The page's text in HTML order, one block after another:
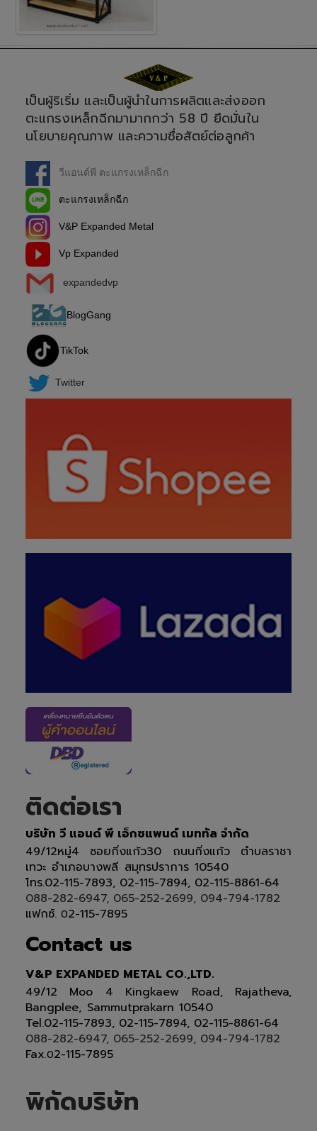
เป็นผู้ริเริ่ม และเป็นผู้นำในการผลิตและส่งออก
ตะแกรงเหล็กฉีกมามากกว่า 58 ปี ยึดมั่นใน
นโยบายคุณภาพ และความซื่อสัตย์ต่อลูกค้า
วีแอนด์พี ตะแกรงเหล็กฉีก
ตะแกรงเหล็กฉีก
V&P Expanded Metal
Vp Expanded
expandedvp
BlogGang
TikTok
Twitter
ติดต่อเรา
บริษัท วี แอนด์ พี เอ็กซแพนด์ เมททัล จำกัด
49/12หมู่4 ซอยกิ่งแก้ว30 ถนนกิ่งแก้ว ตำบลราชา
เทวะ อำเภอบางพลี สมุทรปราการ 10540
โทร.02-115-7893, 02-115-7894, 02-115-8861-64
088-282-6947, 065-252-2699, 094-794-1782
แฟกซ์. 02-115-7895
Contact us
V&P EXPANDED METAL CO.,LTD.
49/12 Moo 4 Kingkaew Road, Rajatheva,
Bangplee, Sammutprakarn 10540
Tel.02-115-7893, 02-115-7894, 02-115-8861-64
088-282-6947, 065-252-2699, 094-794-1782
Fax.02-115-7895
พิกัดบริษัท